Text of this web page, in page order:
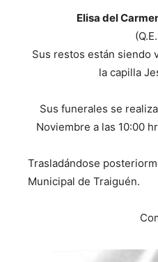
Elisa del
Sus restos están siendo
la capilla
Sus funerales se
Noviembre a las 10:00
Trasladándose
Municipal de Traiguén.